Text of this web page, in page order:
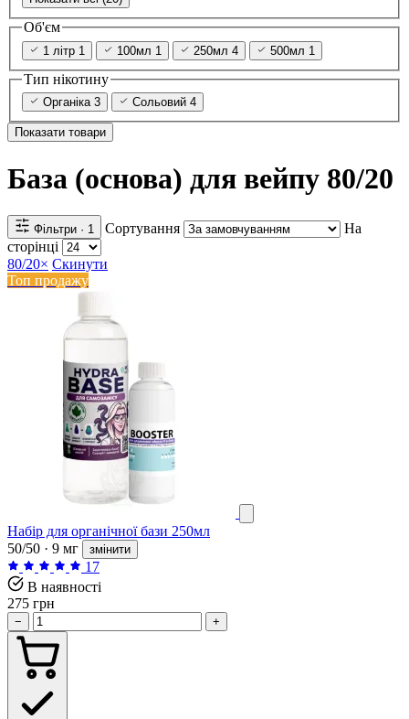
Об'єм
1 літр 1 100мл 1 250мл 4 500мл 1
Тип нікотину
Органіка 3 Сольовий 4
Показати товари
База (основа) для вейпу 80/20
Фільтри · 1 Сортування
На
сторінці
80/20× Скинути
Топ продажу
Набір для органічної бази 250мл
50/50 · 9 мг
змінити
17
В наявності
275 грн
− +